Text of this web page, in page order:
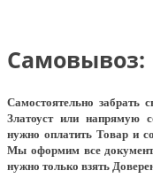
Самовывоз:
Самостоятельно забрать
Златоуст или напрямую
нужно оплатить Товар и
Мы оформим все
нужно только взять